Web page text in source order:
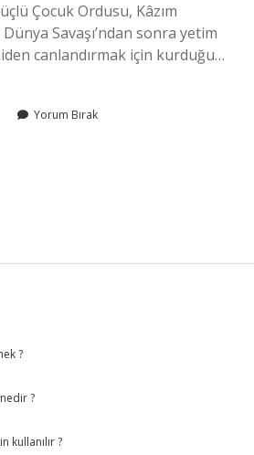
Çocuk Ordusu, Kâzım
Savaşı’ndan sonra yetim
canlandırmak için kurduğu…
Yorum Bırak
?
?
kullanılır ?